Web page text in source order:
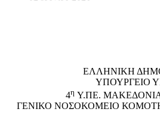
EΛΛΗΝΙΚΗ
ΥΠΟΥΡΓΕΙΟ
4η Υ.ΠΕ.
ΓΕΝΙΚΟ NΟΣΟΚΟΜΕΙΟ